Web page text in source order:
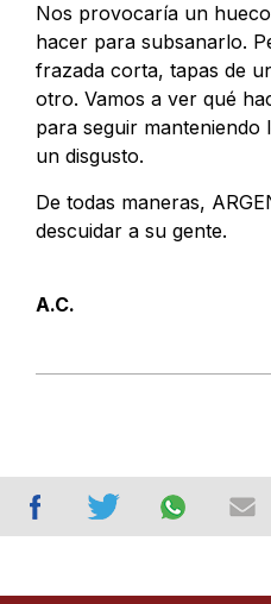
Nos provocaría un
hacer para subsanarlo.
frazada corta, tapas de
otro. Vamos a ver qué
para seguir
un disgusto.
De todas maneras,
descuidar a su gente.
A.C.